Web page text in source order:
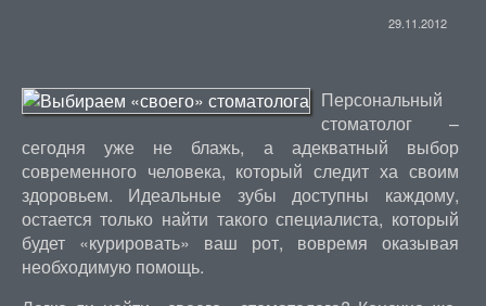
29.11.2012
Персональный
стоматолог –
сегодня уже не блажь, а адекватный выбор
современного человека, который следит ха своим
здоровьем. Идеальные зубы доступны каждому,
остается только найти такого специалиста, который
будет «курировать» ваш рот, вовремя оказывая
необходимую помощь.